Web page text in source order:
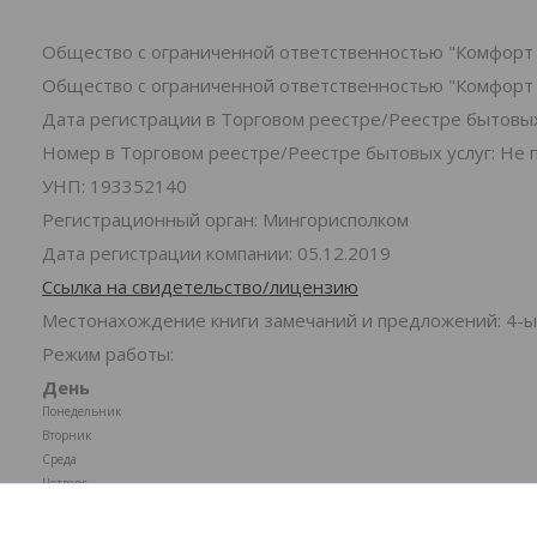
Общество с ограниченной ответственностью "Комфорт
Общество с ограниченной ответственностью "Комфорт
Дата регистрации в Торговом реестре/Реестре
Номер в Торговом реестре/Реестре бытовых услуг: Не
УНП: 193352140
Регистрационный орган: Мингорисполком
Дата регистрации компании: 05.12.2019
Ссылка на свидетельство/лицензию
Местонахождение книги замечаний и предложений: 4-
Режим работы:
День
Понедельник
Вторник
Среда
Четверг